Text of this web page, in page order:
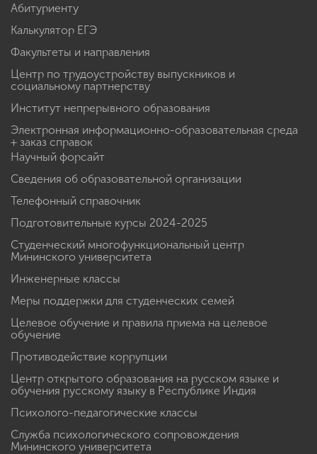
Абитуриенту
Калькулятор ЕГЭ
Факультеты и направления
Центр по трудоустройству выпускников и
социальному партнерству
Институт непрерывного образования
Электронная информационно-образовательная среда
+ заказ справок
Научный форсайт
Сведения об образовательной организации
Телефонный справочник
Подготовительные курсы 2024-2025
Студенческий многофункциональный центр
Мининского университета
Инженерные классы
Меры поддержки для студенческих семей
Целевое обучение и правила приема на целевое
обучение
Противодействие коррупции
Центр открытого образования на русском языке и
обучения русскому языку в Республике Индия
Психолого-педагогические классы
Служба психологического сопровождения
Мининского университета